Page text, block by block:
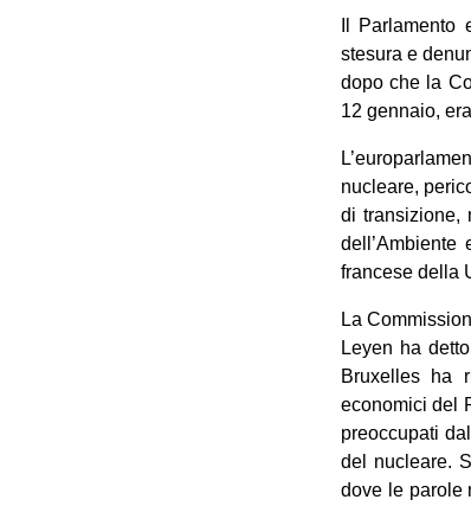
Il
stesura e
dopo che la
12 gennaio,
nucleare,
di transizione,
francese della
La
Leyen ha
Bruxelles ha
economici del
preoccupati
del nucleare.
dove le parole